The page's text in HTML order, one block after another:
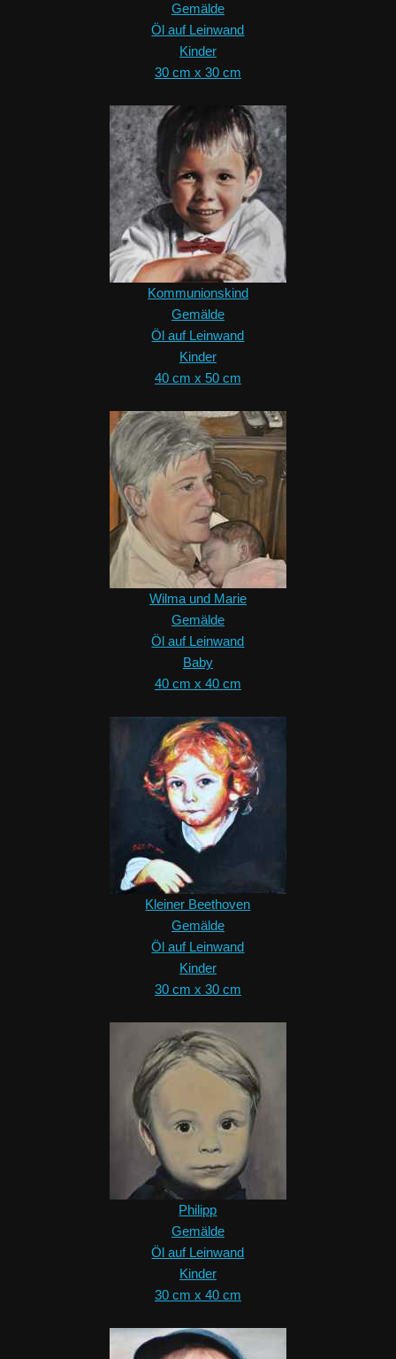
Gemälde
Öl auf Leinwand
Kinder
30 cm x 30 cm
Kommunionskind
Gemälde
Öl auf Leinwand
Kinder
40 cm x 50 cm
Wilma und Marie
Gemälde
Öl auf Leinwand
Baby
40 cm x 40 cm
Kleiner Beethoven
Gemälde
Öl auf Leinwand
Kinder
30 cm x 30 cm
Philipp
Gemälde
Öl auf Leinwand
Kinder
30 cm x 40 cm